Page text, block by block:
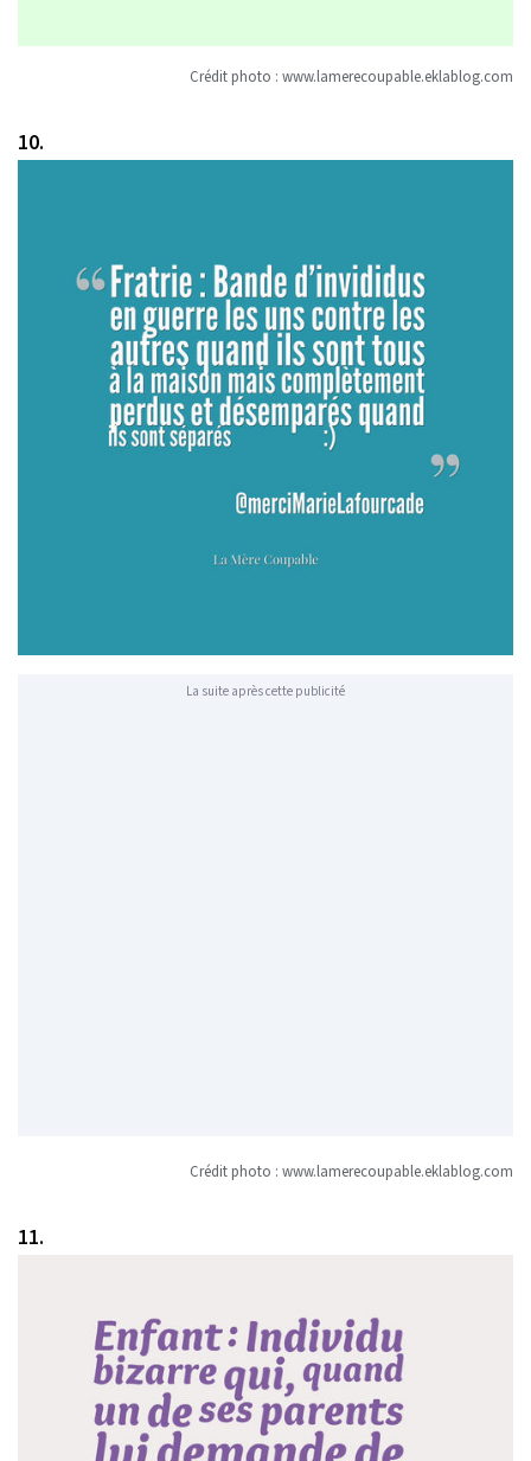
Crédit photo : www.lamerecoupable.eklablog.com
10.
La suite après cette publicité
Crédit photo : www.lamerecoupable.eklablog.com
11.